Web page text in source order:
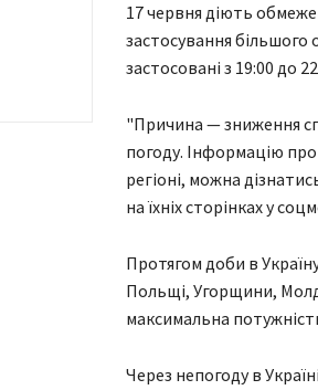
17 червня діють
застосування
застосовані з 19:00 до
"Причина — зниження
погоду. Інформацію
регіоні, можна
на їхніх сторінках у
Протягом доби в
Польщі, Угорщини,
максимальна
Через непогоду в